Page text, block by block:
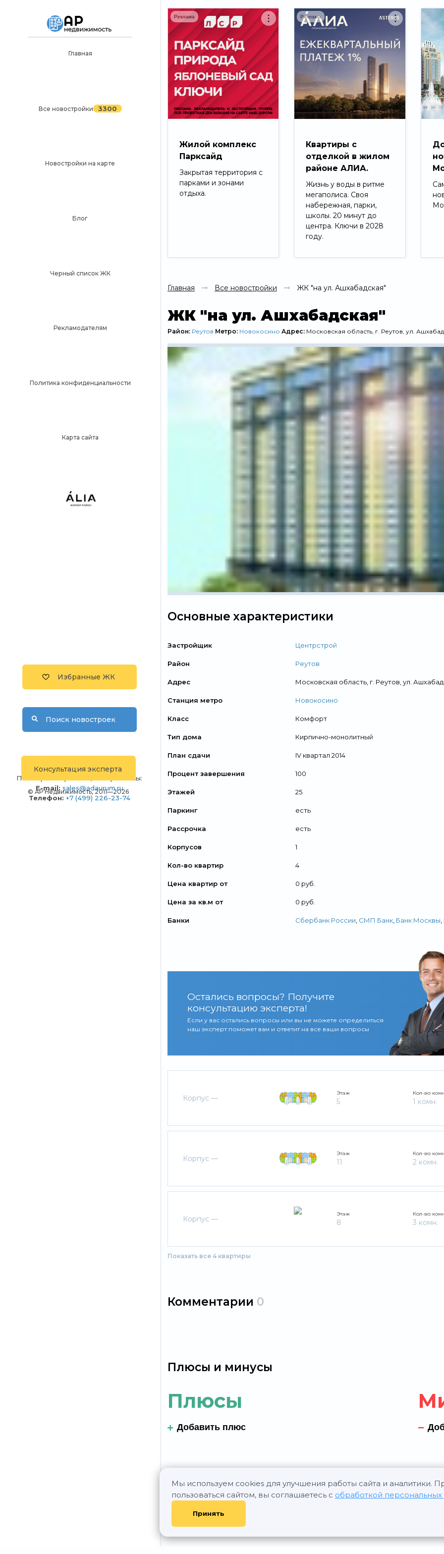
Мы используем cookies для улучшения работы сайта и аналитики.
пользоваться сайтом, вы соглашаетесь с обработкой
Принять
Главная
Все новостройки 3300
Новостройки на карте
Блог
Черный список ЖК
Рекламодателям
Политика конфиденциальности
Карта сайта
Избранные ЖК
Поиск новостроек
По вопросам размещения рекламы:
E-mail: sales@adaurum.ru
Телефон: +7 (499) 226-23-74
Консультация эксперта
© АР Недвижимость, 2011—2026
Жилой комплекс
Парксайд
Закрытая территория с
парками и зонами
отдыха.
Реклама
Квартиры с
отделкой в жилом
районе АЛИА.
Жизнь у воды в ритме
мегаполиса. Своя
набережная, парки,
школы. 20 минут до
центра. Ключи в 2028
году.
Реклама
Главная Все новостройки ЖК "на ул. Ашхабадская"
ЖК "на ул. Ашхабадская"
Район: Реутов Метро: Новокосино Адрес: Московская область, г. Реутов, ул.
Основные характеристики
Застройщик Центрстрой
Район Реутов
Адрес Московская область, г. Реутов, ул.
Станция метро Новокосино
Класс Комфорт
Тип дома Кирпично-монолитный
План сдачи IV квартал 2014
Процент завершения 100
Этажей 25
Паркинг есть
Рассрочка есть
Корпусов 1
Кол-во квартир 4
Цена квартир от 0 руб.
Цена за кв.м от 0 руб.
Банки Сбербанк России, СМП Банк, Банк Москвы,
Остались вопросы? Получите
консультацию эксперта!
Если у вас остались вопросы или вы не можете определиться
наш эксперт поможет вам и ответит на все ваши вопросы
Корпус —
Этаж
5
Кол-во
1 комн.
Корпус —
Этаж
11
Кол-во
2 комн.
Корпус —
Этаж
8
Кол-во
3 комн.
Показать все 4 квартиры
Комментарии 0
Плюсы и минусы
Плюсы
Добавить плюс